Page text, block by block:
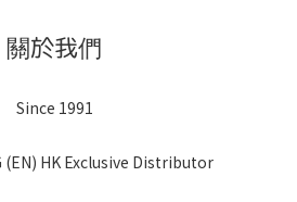
關於我們
Since 1991
(EN) HK Exclusive Distributor